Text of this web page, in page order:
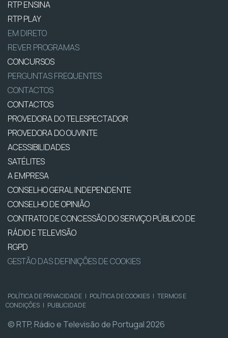
RTP ENSINA
RTP PLAY
EM DIRETO
REVER PROGRAMAS
CONCURSOS
PERGUNTAS FREQUENTES
CONTACTOS
CONTACTOS
PROVEDORA DO TELESPECTADOR
PROVEDORA DO OUVINTE
ACESSIBILIDADES
SATÉLITES
A EMPRESA
CONSELHO GERAL INDEPENDENTE
CONSELHO DE OPINIÃO
CONTRATO DE CONCESSÃO DO SERVIÇO PÚBLICO DE
RÁDIO E TELEVISÃO
RGPD
GESTÃO DAS DEFINIÇÕES DE COOKIES
POLÍTICA DE PRIVACIDADE | POLÍTICA DE COOKIES | TERMOS E
CONDIÇÕES | PUBLICIDADE
© RTP, Rádio e Televisão de Portugal 2026